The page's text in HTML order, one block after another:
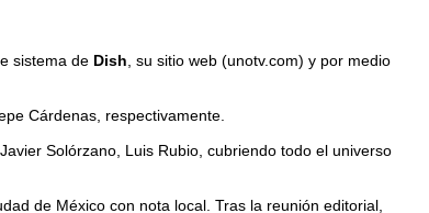
sistema de Dish , su sitio web (unotv.com) y por medio
Cárdenas, respectivamente.
Solórzano, Luis Rubio, cubriendo todo el universo
de México con nota local. Tras la reunión editorial,